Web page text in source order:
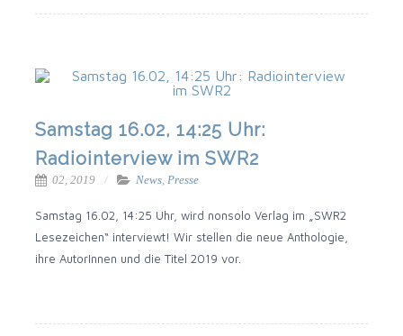
Samstag 16.02, 14:25 Uhr:
Radiointerview im SWR2
02, 2019 News, Presse
Sams­tag 16.02, 14:25 Uhr, wird non­so­lo Ver­lag im „SWR2
Lese­zei­chen“ inter­viewt! Wir stel­len die neue Antho­lo­gie,
ihre AutorIn­nen und die Titel 2019 vor.